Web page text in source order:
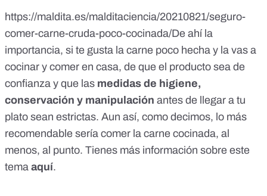
https://maldita.es/malditaciencia/20210821/seguro-
comer-carne-cruda-poco-cocinada/De ahí la
importancia, si te gusta la carne poco hecha y la vas a
cocinar y comer en casa, de que el producto sea de
confianza y que las medidas de higiene,
conservación y manipulación antes de llegar a tu
plato sean estrictas. Aun así, como decimos, lo más
recomendable sería comer la carne cocinada, al
menos, al punto. Tienes más información sobre este
tema aquí.